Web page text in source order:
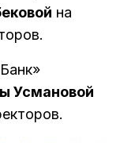
на
Усмановой